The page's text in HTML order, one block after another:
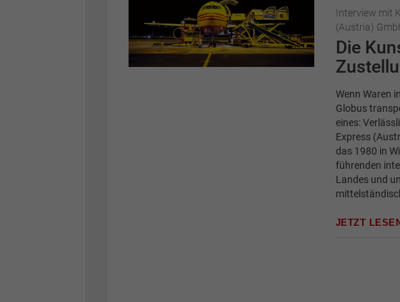
Interview mit
(Austria)
Die
Wenn Waren
Globus
eines:
Express
das 1980 in
führenden
Landes und
JETZT LESEN